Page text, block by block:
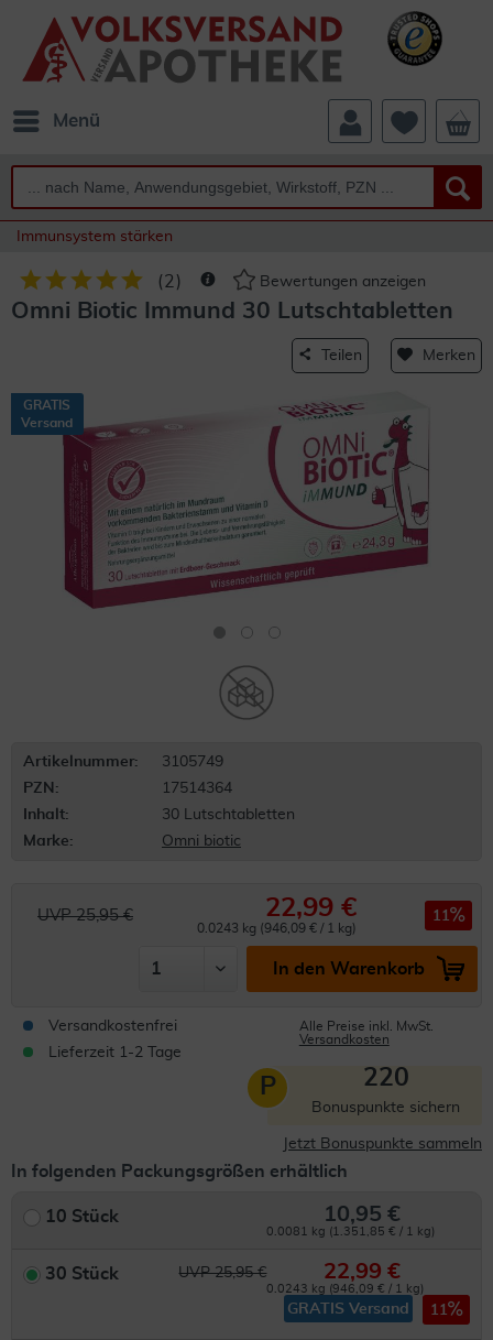
Menü
Immunsystem stärken
(2 ) Bewertungen anzeigen
Omni Biotic Immund 30 Lutschtabletten
Teilen Merken
GRATIS
Versand
Artikelnummer:
3105749
PZN:
17514364
Inhalt:
30 Lutschtabletten
Marke:
Omni biotic
UVP 25,95 € 22,99 €
0.0243 kg (946,09 € / 1 kg)
11
In den Warenkorb
Versandkostenfrei
Lieferzeit 1-2 Tage
Alle Preise inkl. MwSt.
Versandkosten
P 220
Bonuspunkte sichern
Jetzt Bonuspunkte sammeln
In folgenden Packungsgrößen erhältlich
10 Stück 10,95 €
0.0081 kg (1.351,85 € / 1 kg)
30 Stück UVP 25,95 € 22,99 €
0.0243 kg (946,09 € / 1 kg)
GRATIS Versand 11